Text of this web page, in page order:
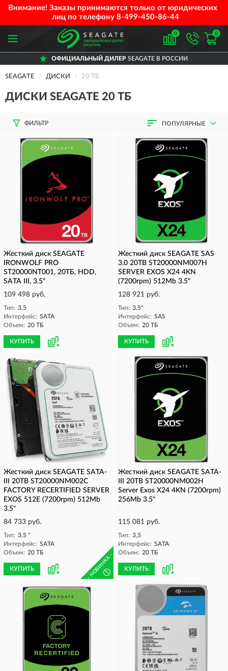
Внимание! Заказы принимаются только от юридических
лиц по телефону 8-499-450-86-44
0 0
ОФИЦИАЛЬНЫЙ ДИЛЕРSEAGATE В РОССИИ
SEAGATE ДИСКИ 20 ТБ
ДИСКИ SEAGATE 20 ТБ
ФИЛЬТР ПОПУЛЯРНЫЕ
Жесткий диск SEAGATE
IRONWOLF PRO
ST20000NT001, 20ТБ, HDD,
SATA III, 3.5"
109 498 руб.
Тип: 3,5
Интерфейс: SATA
Объем: 20 ТБ
КУПИТЬ
Жесткий диск SEAGATE SAS
3.0 20TB ST20000NM007H
SERVER EXOS X24 4KN
(7200rpm) 512Mb 3.5"
128 921 руб.
Тип: 3.5"
Интерфейс: SAS
Объем: 20 ТБ
КУПИТЬ
Жесткий диск SEAGATE SATA-
III 20TB ST20000NM002C
FACTORY RECERTIFIED SERVER
EXOS 512E (7200rpm) 512Mb
3.5"
84 733 руб.
Тип: 3.5 "
Интерфейс: SATA
Объем: 20 ТБ
КУПИТЬ - НОВИНКА -
!
Жесткий диск SEAGATE SATA-
III 20TB ST20000NM002H
Server Exos X24 4KN (7200rpm)
256Mb 3.5"
115 081 руб.
Тип: 3,5
Интерфейс: SATA
Объем: 20 ТБ
КУПИТЬ